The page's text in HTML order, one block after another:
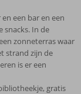
een bar en een
snacks. In de
zonneterras waar
strand zijn de
is er een
gratis